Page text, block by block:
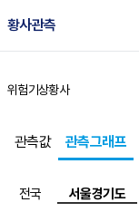
황사관측
홈
위험기상황사
관측값 관측그래프
전국 서울경기도